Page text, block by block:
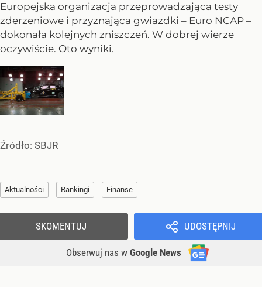
Europejska organizacja przeprowadzająca testy
zderzeniowe i przyznająca gwiazdki – Euro NCAP –
dokonała kolejnych zniszczeń. W dobrej wierze
oczywiście. Oto wyniki.
Źródło: SBJR
Aktualności Rankingi Finanse
UDOSTĘPNIJ
Obserwuj nas w Google News
SKOMENTUJ